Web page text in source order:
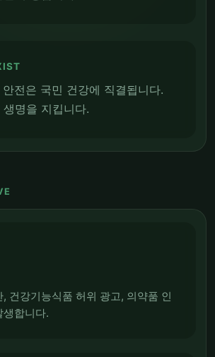
안전은 국민 건강에 직결됩니다.
명을 지킵니다.
건강기능식품 허위 광고, 의약품 인
생합니다.